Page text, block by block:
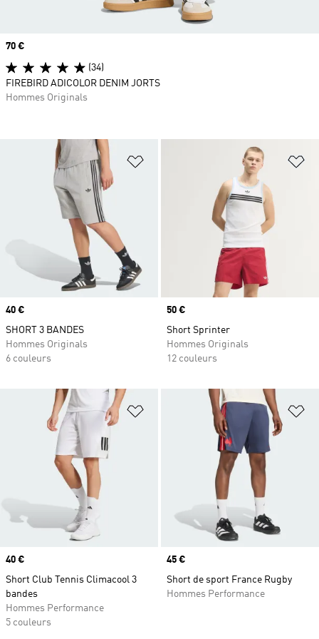
Ajouter à la Liste de produits
Prix
40 €
SHORT 3 BANDES
Hommes Originals
6 couleurs
Prix
50 €
Short Sprinter
Hommes Originals
12 couleurs
Ajouter à la Liste de produits
Prix
40 €
Short Club Tennis Climacool 3
bandes
Hommes Performance
5 couleurs
Prix
45 €
Short de sport France Rugby
Hommes Performance
Prix
70 €
(34)
FIREBIRD ADICOLOR DENIM JORTS
Hommes Originals